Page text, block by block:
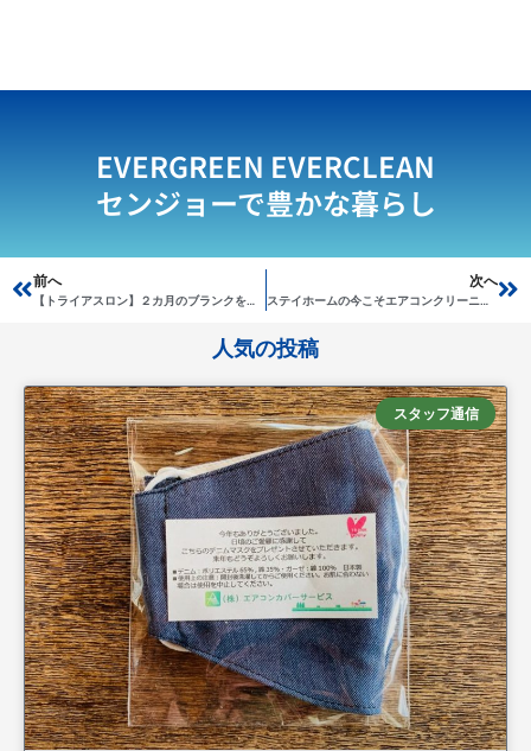
EVERGREEN EVERCLEAN
センジョーで豊かな暮らし
Prev
前へ
【トライアスロン】２カ月のブランクを経てスイム復活したけれど・・・
次へ
ステイホームの今こそエアコンクリーニング
人気の投稿
スタッフ通信